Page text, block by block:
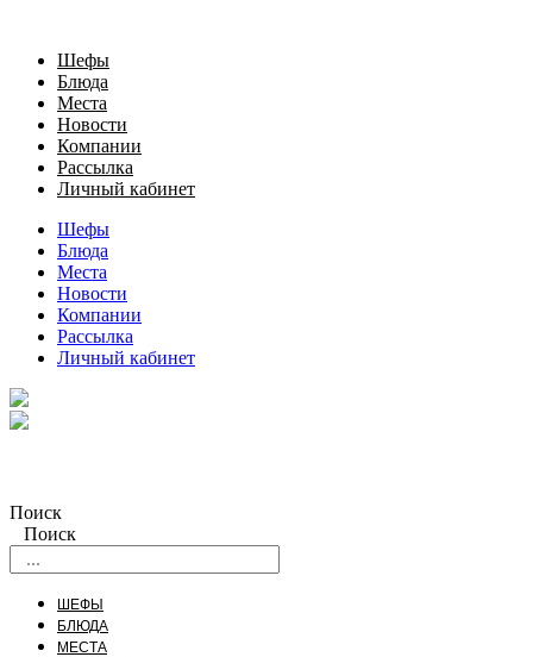
Шефы
Блюда
Места
Новости
Компании
Рассылка
Личный кабинет
Шефы
Блюда
Места
Новости
Компании
Рассылка
Личный кабинет
Поиск
Поиск
ШЕФЫ
БЛЮДА
МЕСТА